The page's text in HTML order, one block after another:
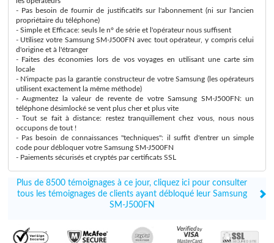
- Pas besoin de fournir de justificatifs sur l'abonnement (ni sur l'ancien
propriétaire du téléphone)
- Simple et Efficace: seuls le n° de série et l'opérateur nous suffisent
- Utilisez votre Samsung SM-J500FN avec tout opérateur, y compris celui
d'origine et à l'étranger
- Faites des économies lors de vos voyages en utilisant une carte sim
locale
- N'impacte pas la garantie constructeur de votre Samsung (les opérateurs
utilisent exactement la même méthode)
- Augmentez la valeur de revente de votre Samsung SM-J500FN: un
téléphone désimlocké se vent plus cher et plus vite
- Tout se fait à distance: restez tranquillement chez vous, nous nous
occupons de tout !
- Pas besoin de connaissances "techniques": il suffit d'entrer un simple
code pour débloquer votre Samsung SM-J500FN
- Paiements sécurisés et cryptés par certificats SSL
Plus de 8500 témoignages à ce jour, cliquez ici pour consulter
tous les témoignages de clients ayant débloqué leur Samsung
SM-J500FN